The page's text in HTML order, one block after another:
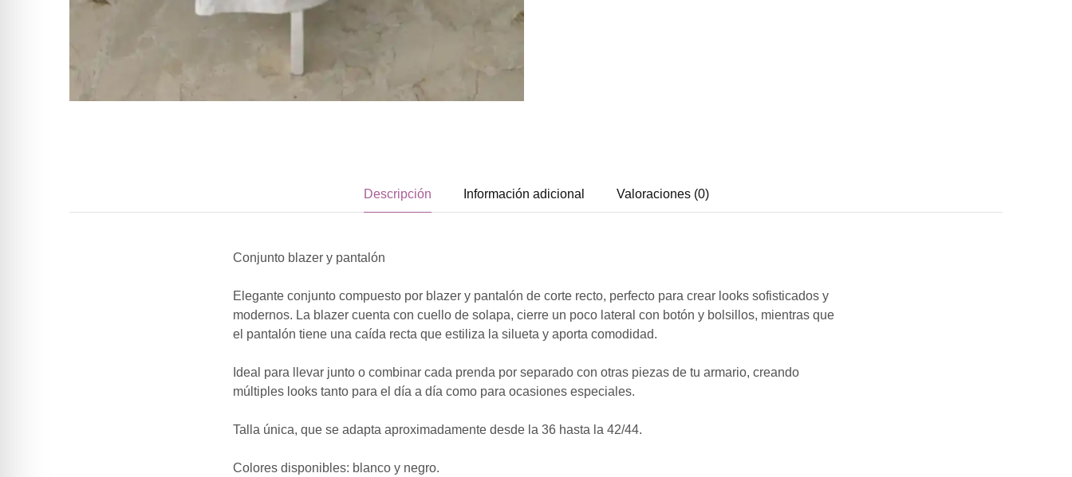
Descripción Información adicional Valoraciones (0)
Conjunto blazer y pantalón
Elegante conjunto compuesto por blazer y pantalón de corte recto, perfecto para crear looks sofisticados y
modernos. La blazer cuenta con cuello de solapa, cierre un poco lateral con botón y bolsillos, mientras que
el pantalón tiene una caída recta que estiliza la silueta y aporta comodidad.
Ideal para llevar junto o combinar cada prenda por separado con otras piezas de tu armario, creando
múltiples looks tanto para el día a día como para ocasiones especiales.
Talla única, que se adapta aproximadamente desde la 36 hasta la 42/44.
Colores disponibles: blanco y negro.